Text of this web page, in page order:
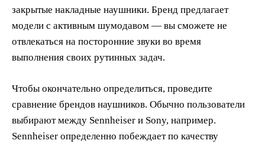
закрытые накладные наушники. Бренд предлагает
модели с активным шумодавом — вы сможете не
отвлекаться на посторонние звуки во время
выполнения своих рутинных задач.
Чтобы окончательно определиться, проведите
сравнение брендов наушников. Обычно пользователи
выбирают между Sennheiser и Sony, например.
Sennheiser определенно побеждает по качеству